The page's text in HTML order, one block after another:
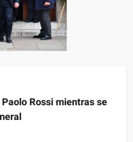
Rossi mientras se